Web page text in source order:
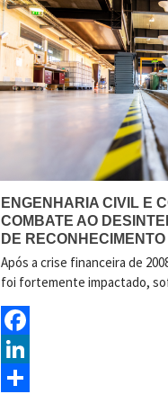
ENGENHARIA CIVIL E
COMBATE AO
DE RECONHECIMENTO
Após a crise financeira de
foi fortemente impactado,
Facebook
LinkedIn